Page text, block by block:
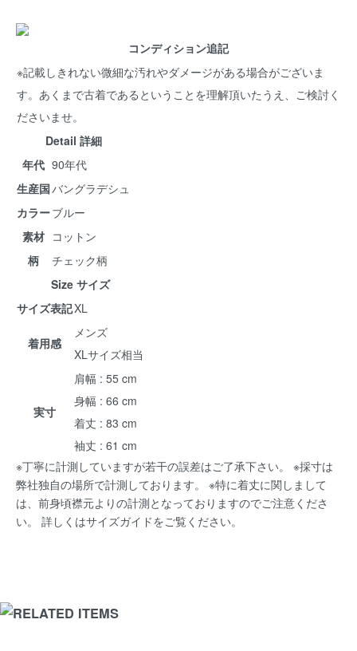
コンディション追記
※記載しきれない微細な汚れやダメージがある場合がございま
す。あくまで古着であるということを理解頂いたうえ、ご検討く
ださいませ。
Detail 詳細
年代 90年代
生産国バングラデシュ
カラーブルー
素材 コットン
柄
チェック柄
Size サイズ
サイズ表記XL
着用感
メンズ
XLサイズ相当
実寸
肩幅 : 55 cm
身幅 : 66 cm
着丈 : 83 cm
袖丈 : 61 cm
※丁寧に計測していますが若干の誤差はご了承下さい。 ※採寸は
弊社独自の場所で計測しております。 ※特に着丈に関しまして
は、前身頃襟元よりの計測となっておりますのでご注意くださ
い。 詳しくはサイズガイドをご覧ください。